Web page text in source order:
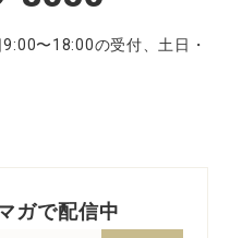
〜18:00の受付、土日・
ガで配信中